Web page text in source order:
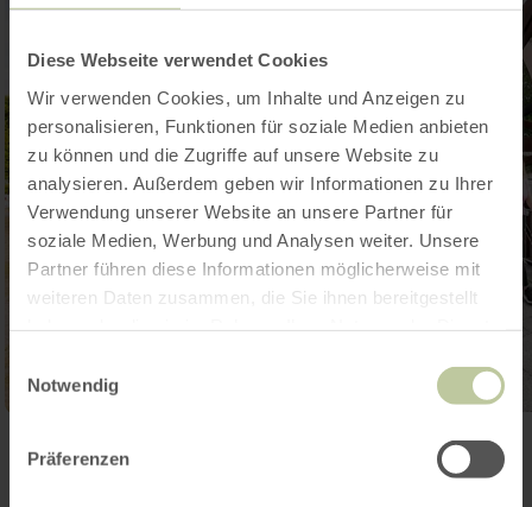
Diese Webseite verwendet Cookies
Wir verwenden Cookies, um Inhalte und Anzeigen zu
personalisieren, Funktionen für soziale Medien anbieten
zu können und die Zugriffe auf unsere Website zu
analysieren. Außerdem geben wir Informationen zu Ihrer
Verwendung unserer Website an unsere Partner für
soziale Medien, Werbung und Analysen weiter. Unsere
Partner führen diese Informationen möglicherweise mit
weiteren Daten zusammen, die Sie ihnen bereitgestellt
Notwendig
Präferenzen